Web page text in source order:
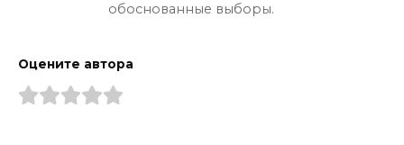
обоснованные выборы.
Оцените автора